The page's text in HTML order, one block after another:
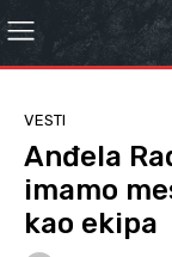
VESTI
Anđela
imamo
kao ekipa